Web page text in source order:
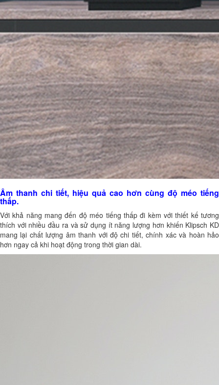
Âm thanh chi tiết, hiệu quả cao hơn cùng độ méo tiếng
thấp.
Với khả năng mang đến độ méo tiếng thấp đi kèm với thiết kế tương
thích với nhiều đầu ra và sử dụng ít năng lượng hơn khiến Klipsch KD
mang lại chất lượng âm thanh với độ chi tiết, chính xác và hoàn hảo
hơn ngay cả khi hoạt động trong thời gian dài.